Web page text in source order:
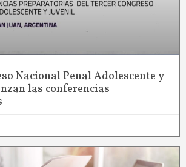
Nacional Penal Adolescente y
las conferencias